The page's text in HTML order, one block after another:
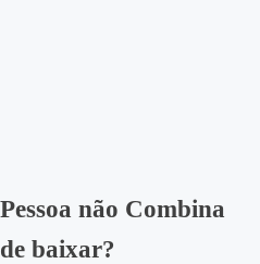
não Combina
baixar?